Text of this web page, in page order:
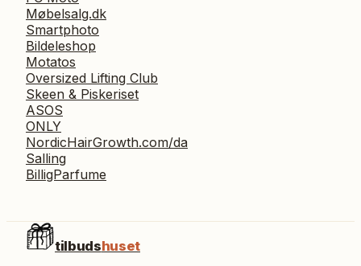
Møbelsalg.dk
Smartphoto
Bildeleshop
Motatos
Oversized Lifting Club
Skeen & Piskeriset
ASOS
ONLY
NordicHairGrowth.com/da
Salling
BilligParfume
tilbudshuset